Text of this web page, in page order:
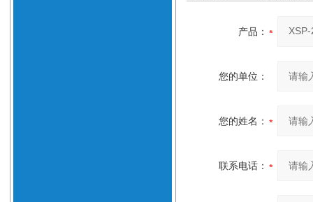
产品：
您的单位：
您的姓名：
联系电话：